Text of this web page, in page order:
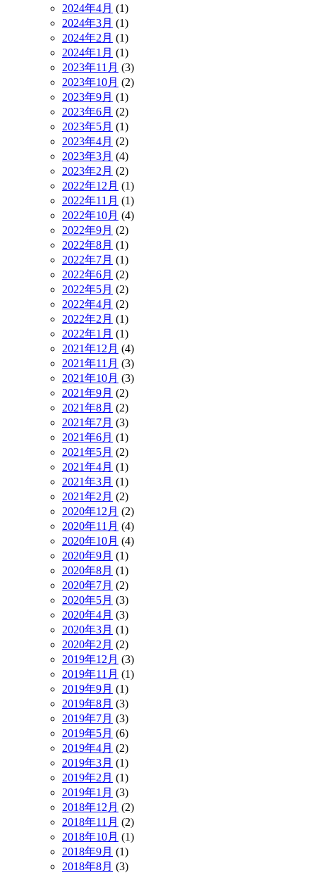
2024年4月 (1)
2024年3月 (1)
2024年2月 (1)
2024年1月 (1)
2023年11月 (3)
2023年10月 (2)
2023年9月 (1)
2023年6月 (2)
2023年5月 (1)
2023年4月 (2)
2023年3月 (4)
2023年2月 (2)
2022年12月 (1)
2022年11月 (1)
2022年10月 (4)
2022年9月 (2)
2022年8月 (1)
2022年7月 (1)
2022年6月 (2)
2022年5月 (2)
2022年4月 (2)
2022年2月 (1)
2022年1月 (1)
2021年12月 (4)
2021年11月 (3)
2021年10月 (3)
2021年9月 (2)
2021年8月 (2)
2021年7月 (3)
2021年6月 (1)
2021年5月 (2)
2021年4月 (1)
2021年3月 (1)
2021年2月 (2)
2020年12月 (2)
2020年11月 (4)
2020年10月 (4)
2020年9月 (1)
2020年8月 (1)
2020年7月 (2)
2020年5月 (3)
2020年4月 (3)
2020年3月 (1)
2020年2月 (2)
2019年12月 (3)
2019年11月 (1)
2019年9月 (1)
2019年8月 (3)
2019年7月 (3)
2019年5月 (6)
2019年4月 (2)
2019年3月 (1)
2019年2月 (1)
2019年1月 (3)
2018年12月 (2)
2018年11月 (2)
2018年10月 (1)
2018年9月 (1)
2018年8月 (3)